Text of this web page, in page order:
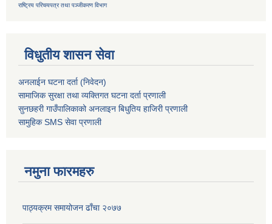
राष्ट्रिय परिचयपत्र तथापञ्जीकरण विभाग
विधुतीय शासन सेवा
अनलाईन घटना दर्ता (निवेदन)
सामाजिक सुरक्षा तथा व्यक्तिगत घटना दर्ताप्रणाली
सुनछहरी गाउँपालिकाको अनलाइन बिधुतिय हाजिरी प्रणाली
सामुहिकSMS सेवाप्रणाली
नमुना फारमहरु
पाठ्यक्रम समायोजन ढाँचा २०७७